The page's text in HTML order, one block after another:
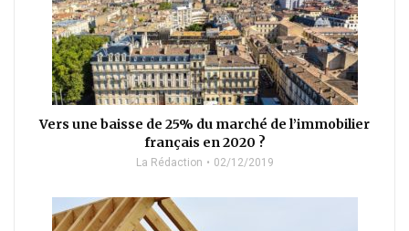
Vers une baisse de 25% du marché de l’immobilier
français en 2020 ?
La Rédaction 02/12/2019